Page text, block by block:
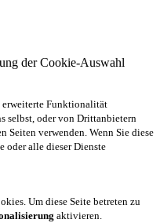
der Cookie-Auswahl
erweiterte Funktionalität
selbst, oder von Drittanbietern
Seiten verwenden. Wenn Sie diese
oder alle dieser Dienste
Um diese Seite betreten zu
aktivieren.